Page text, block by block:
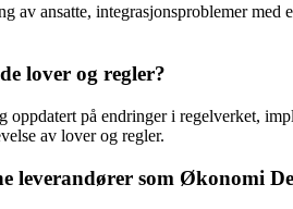
ansatte, integrasjonsproblemer med
lover og regler?
på endringer i regelverket,
av lover og regler.
leverandører som Økonomi